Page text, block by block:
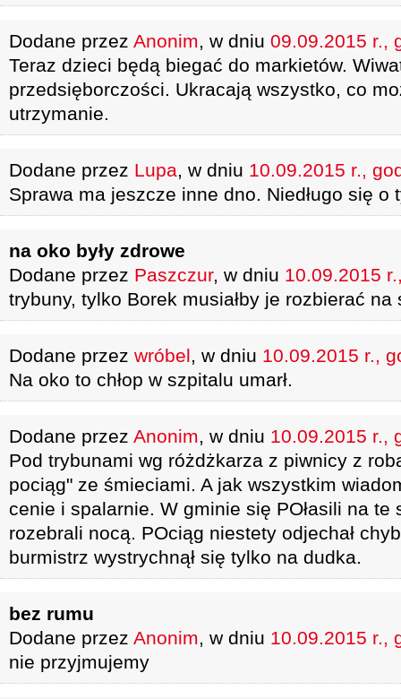
Dodane przez Anonim, w dniu 09.09.2015 r.,
Teraz dzieci będą biegać do markietów.
przedsięborczości. Ukracają wszystko, co
utrzymanie.
Dodane przez Lupa, w dniu 10.09.2015 r.,
Sprawa ma jeszcze inne dno. Niedługo się o
na oko były zdrowe
Dodane przez Paszczur, w dniu 10.09.2015
trybuny, tylko Borek musiałby je rozbierać na
Dodane przez wróbel, w dniu 10.09.2015 r.,
Na oko to chłop w szpitalu umarł.
Dodane przez Anonim, w dniu 10.09.2015 r.,
Pod trybunami wg różdżkarza z piwnicy z
pociąg" ze śmieciami. A jak wszystkim
cenie i spalarnie. W gminie się POłasili na te
rozebrali nocą. POciąg niestety odjechał
burmistrz wystrychnął się tylko na dudka.
bez rumu
Dodane przez Anonim, w dniu 10.09.2015 r.,
nie przyjmujemy